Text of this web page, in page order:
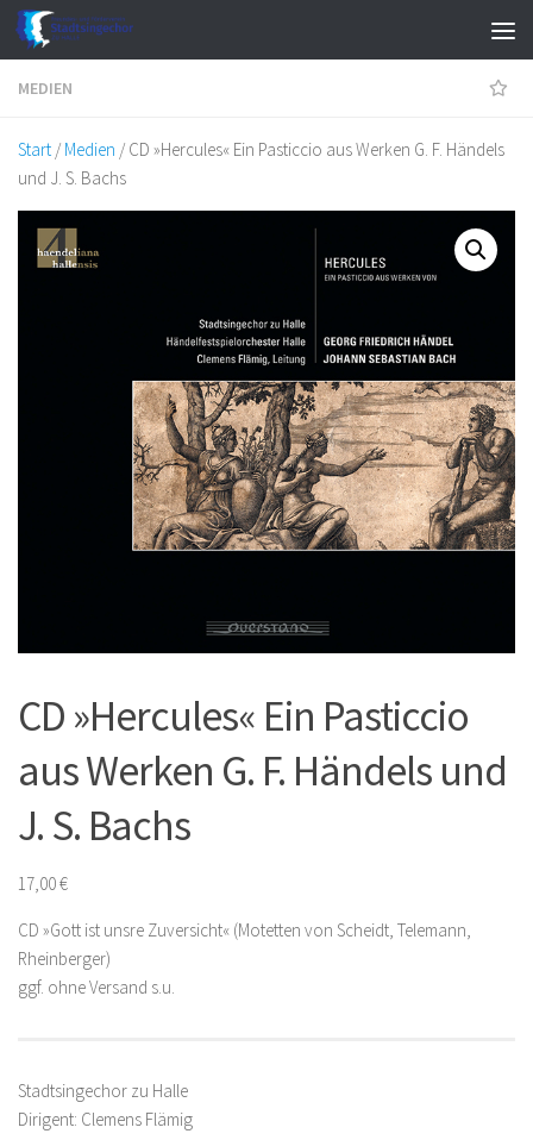
Zum Inhalt springen
MEDIEN
Start / Medien / CD »Hercules« Ein Pasticcio aus Werken G. F. Händels
und J. S. Bachs
CD »Hercules« Ein Pasticcio
aus Werken G. F. Händels und
J. S. Bachs
17,00€
CD »Gott ist unsre Zuversicht« (Motetten von Scheidt, Telemann,
Rheinberger)
ggf. ohne Versand s.u.
Stadtsingechor zu Halle
Dirigent: Clemens Flämig